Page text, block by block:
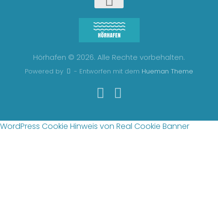
Hörhafen © 2026. Alle Rechte vorbehalten.
Powered by - Entworfen mit dem Hueman Theme
WordPress Cookie Hinweis von Real Cookie Banner